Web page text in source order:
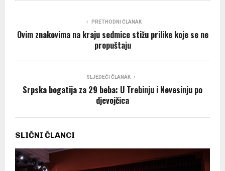
PRETHODNI ČLANAK
Ovim znakovima na kraju sedmice stižu prilike koje se ne
propuštaju
SLJEDEĆI ČLANAK
Srpska bogatija za 29 beba: U Trebinju i Nevesinju po
djevojčica
SLIČNI ČLANCI